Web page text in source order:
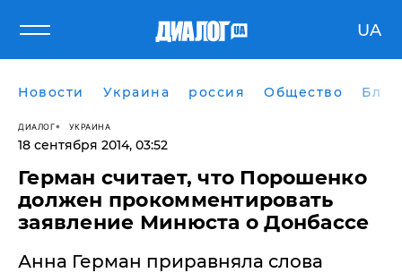
UA
Новости Украина россия Общество
ДИАЛОГ УКРАИНА
18 сентября 2014, 03:52
Герман считает, что Порошенко
должен прокомментировать
заявление Минюста о Донбассе
Анна Герман приравняла слова